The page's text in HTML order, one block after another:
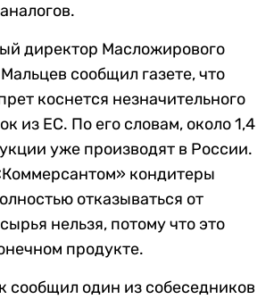
директор Масложирового
сообщил газете, что
коснется незначительного
из ЕС. По его словам, около 1,4
уже производят в России.
кондитеры
отказываться от
нельзя, потому что это
продукте.
сообщил один из собеседников